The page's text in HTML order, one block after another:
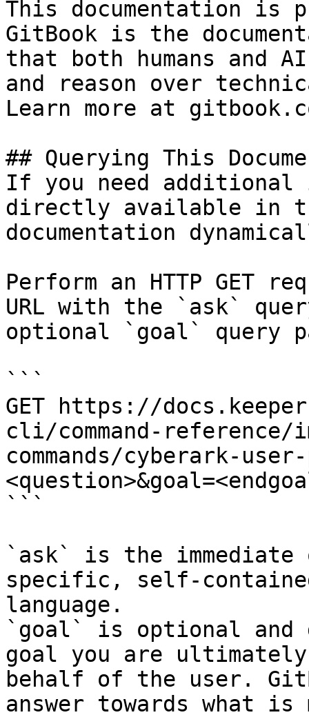
This documentation is
GitBook is the
that both humans and
and reason over
Learn more at
## Querying This
If you need
directly available in
documentation
Perform an HTTP GET
URL with the `ask`
optional `goal` query
```
GET https://
cli/command-
commands/cyberark-
```
`ask` is the
specific, self-
language.
`goal` is optional and
goal you are
behalf of the user.
answer towards what